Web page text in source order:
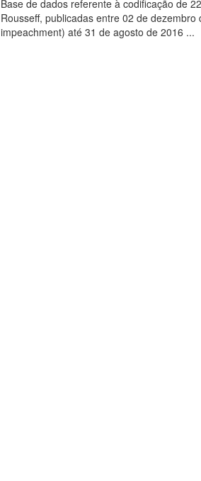
Base de dados referente à codificação de
Rousseff, publicadas entre 02 de
impeachment) até 31 de agosto de 2016 ...